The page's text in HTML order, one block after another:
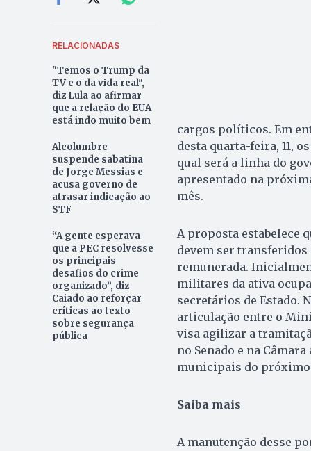
RELACIONADAS
"Temos o Trump da
TV e o da vida real",
diz Lula ao afirmar
que a relação do EUA
está indo muito bem
Alcolumbre
suspende sabatina
de Jorge Messias e
acusa governo de
atrasar indicação ao
STF
“A gente esperava
que a PEC resolvesse
os principais
desafios do crime
organizado”, diz
Caiado ao reforçar
críticas ao texto
sobre segurança
pública
cargos políticos. Em
desta quarta-feira, 11,
qual será a linha do
apresentado na
mês.
A proposta estabelece
devem ser transferidos
remunerada.
militares da ativa
secretários de Estado.
articulação entre o
visa agilizar a
no Senado e na
municipais do próximo
Saiba mais
A manutenção desse